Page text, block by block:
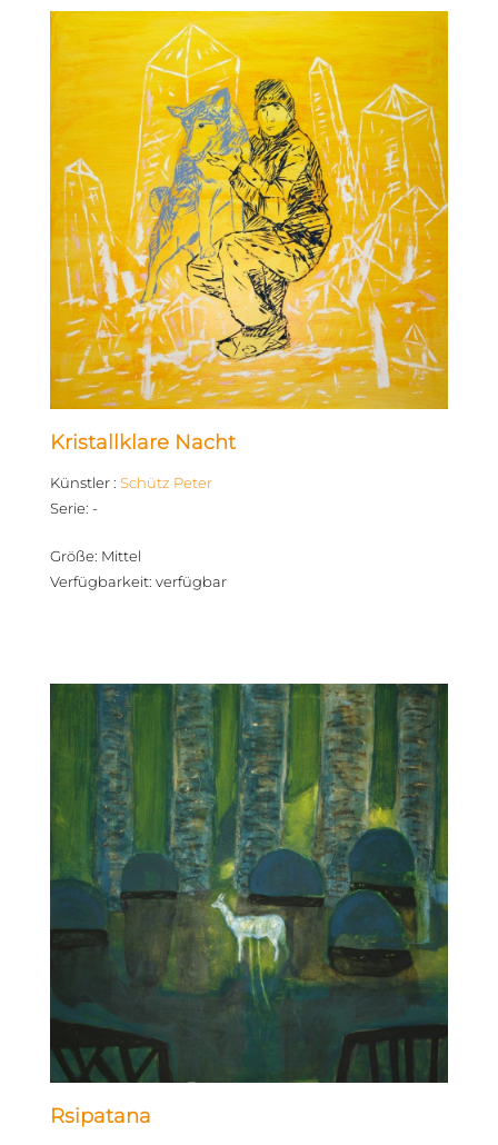
Kristallklare Nacht
Künstler: Schütz Peter
Serie: -
Größe: Mittel
Verfügbarkeit: verfügbar
Rsipatana